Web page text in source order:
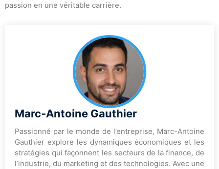
passion en une véritable carrière.
Marc-Antoine Gauthier
Passionné par le monde de l’entreprise, Marc-Antoine
Gauthier explore les dynamiques économiques et les
stratégies qui façonnent les secteurs de la finance, de
l’industrie, du marketing et des technologies. Avec une